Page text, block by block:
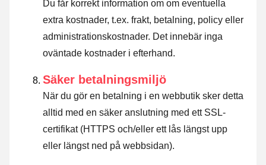
Du får korrekt information om om eventuella
extra kostnader, t.ex. frakt, betalning, policy eller
administrationskostnader. Det innebär inga
oväntade kostnader i efterhand.
Säker betalningsmiljö
När du gör en betalning i en webbutik sker detta
alltid med en säker anslutning med ett SSL-
certifikat (HTTPS och/eller ett lås längst upp
eller längst ned på webbsidan).